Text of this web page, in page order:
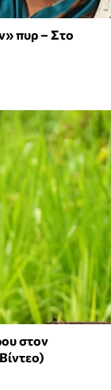
πυρ – Στο
στον